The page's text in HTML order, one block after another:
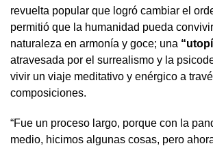
revuelta popular que logró cambiar el
permitió que la humanidad pueda
naturaleza en armonía y goce; una
atravesada por el surrealismo y la
vivir un viaje meditativo y enérgico a
composiciones.
“Fue un proceso largo, porque con la
medio, hicimos algunas cosas, pero